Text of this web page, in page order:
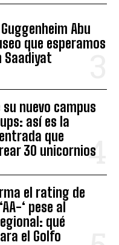
Abu
que esperamos
Saadiyat
su nuevo campus
así es la
que
30 unicornios
el rating de
‘ pese al
qué
el Golfo